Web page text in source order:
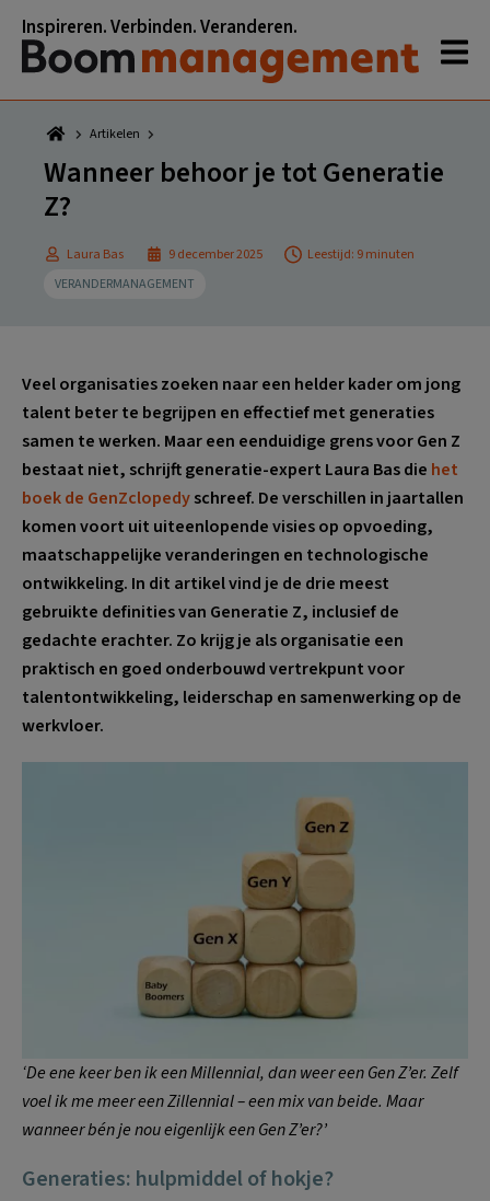
naar
hoofdnavigatie
naar
hoofd
inhoud
naar
eerste
sidebar
naar
voettekst
Inspireren. Verbinden. Veranderen.
Artikelen
Wanneer behoor je tot Generatie
Z?
Laura Bas 9 december 2025
Leestijd: 9 minuten
VERANDERMANAGEMENT
Veel organisaties zoeken naar een helder kader om jong
talent beter te begrijpen en effectief met generaties
samen te werken. Maar een eenduidige grens voor Gen Z
bestaat niet, schrijft generatie-expert Laura Bas die het
boek de GenZclopedyschreef. De verschillen in jaartallen
komen voort uit uiteenlopende visies op opvoeding,
maatschappelijke veranderingen en technologische
ontwikkeling. In dit artikel vind je de drie meest
gebruikte definities van Generatie Z, inclusief de
gedachte erachter. Zo krijg je als organisatie een
praktisch en goed onderbouwd vertrekpunt voor
talentontwikkeling, leiderschap en samenwerking op de
werkvloer.
‘De ene keer ben ik een Millennial, dan weer een Gen Z’er. Zelf
voel ik me meer een Zillennial – een mix van beide. Maar
wanneer bén je nou eigenlijk een Gen Z’er?’
Generaties: hulpmiddel of hokje?